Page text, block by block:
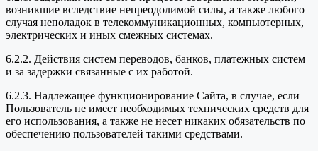
возникшие вследствие непреодолимой силы, а также любого
случая неполадок в телекоммуникационных, компьютерных,
электрических и иных смежных системах.
6.2.2. Действия систем переводов, банков, платежных систем
и за задержки связанные с их работой.
6.2.3. Надлежащее функционирование Сайта, в случае, если
Пользователь не имеет необходимых технических средств для
его использования, а также не несет никаких обязательств по
обеспечению пользователей такими средствами.